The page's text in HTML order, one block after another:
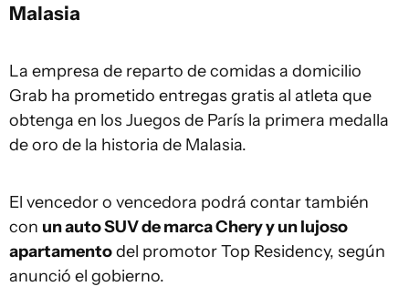
Malasia
La empresa de reparto de comidas a domicilio
Grab ha prometido entregas gratis al atleta que
obtenga en los Juegos de París la primera medalla
de oro de la historia de Malasia.
El vencedor o vencedora podrá contar también
con un auto SUV de marca Chery y un lujoso
apartamentodel promotor Top Residency, según
anunció el gobierno.